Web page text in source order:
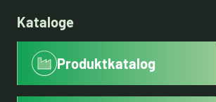
Kataloge
Produktkatalog